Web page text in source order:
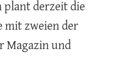
plant derzeit die
mit zweien der
Magazin und